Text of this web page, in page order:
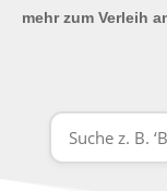
mehr zum Verleih